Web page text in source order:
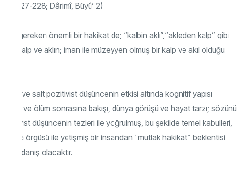
IV, 227-228; Dârimî, Büyû’ 2)
gereken önemli bir hakikat de; “kalbin aklı”,“akleden kalp” gibi
kalp ve aklın; iman ile müzeyyen olmuş bir kalp ve akıl olduğu
ve salt pozitivist düşüncenin etkisi altında kognitif yapısı
ve ölüm sonrasına bakışı, dünya görüşü ve hayat tarzı; sözünü
düşüncenin tezleri ile yoğrulmuş, bu şekilde temel kabulleri,
örgüsü ile yetişmiş bir insandan “mutlak hakikat” beklentisi
ve aldanış olacaktır.